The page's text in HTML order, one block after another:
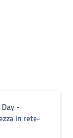
-
in rete-